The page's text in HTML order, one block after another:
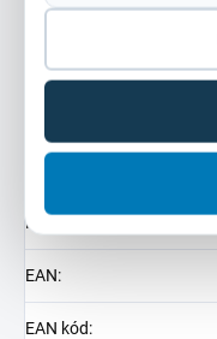
Hmotnost:
EAN:
EAN kód: